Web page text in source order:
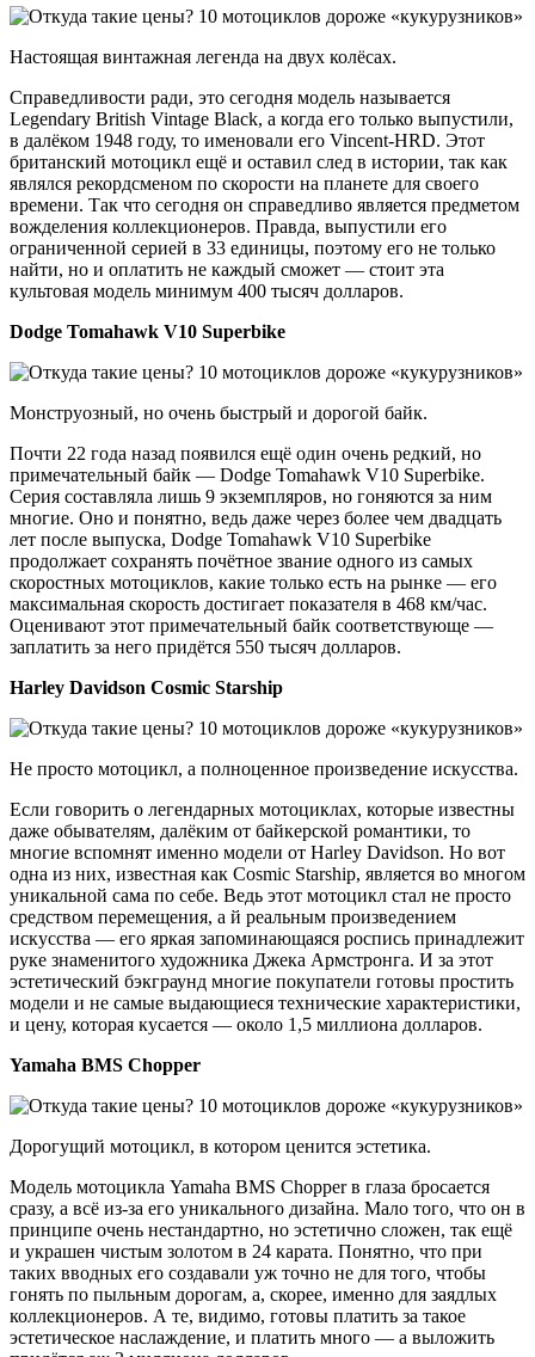
Настоящая винтажная легенда на двух колёсах.
Справедливости ради, это сегодня модель называется
Legendary British Vintage Black, а когда его только выпустили,
в далёком 1948 году, то именовали его Vincent-HRD. Этот
британский мотоцикл ещё и оставил след в истории, так как
являлся рекордсменом по скорости на планете для своего
времени. Так что сегодня он справедливо является предметом
вожделения коллекционеров. Правда, выпустили его
ограниченной серией в 33 единицы, поэтому его не только
найти, но и оплатить не каждый сможет — стоит эта
культовая модель минимум 400 тысяч долларов.
Dodge Tomahawk V10 Superbike
Монструозный, но очень быстрый и дорогой байк.
Почти 22 года назад появился ещё один очень редкий, но
примечательный байк — Dodge Tomahawk V10 Superbike.
Серия составляла лишь 9 экземпляров, но гоняются за ним
многие. Оно и понятно, ведь даже через более чем двадцать
лет после выпуска, Dodge Tomahawk V10 Superbike
продолжает сохранять почётное звание одного из самых
скоростных мотоциклов, какие только есть на рынке — его
максимальная скорость достигает показателя в 468 км/час.
Оценивают этот примечательный байк соответствующе —
заплатить за него придётся 550 тысяч долларов.
Harley Davidson Cosmic Starship
Не просто мотоцикл, а полноценное произведение искусства.
Если говорить о легендарных мотоциклах, которые известны
даже обывателям, далёким от байкерской романтики, то
многие вспомнят именно модели от Harley Davidson. Но вот
одна из них, известная как Cosmic Starship, является во многом
уникальной сама по себе. Ведь этот мотоцикл стал не просто
средством перемещения, а й реальным произведением
искусства — его яркая запоминающаяся роспись принадлежит
руке знаменитого художника Джека Армстронга. И за этот
эстетический бэкграунд многие покупатели готовы простить
модели и не самые выдающиеся технические характеристики,
и цену, которая кусается — около 1,5 миллиона долларов.
Yamaha BMS Chopper
Дорогущий мотоцикл, в котором ценится эстетика.
Модель мотоцикла Yamaha BMS Chopper в глаза бросается
сразу, а всё из-за его уникального дизайна. Мало того, что он в
принципе очень нестандартно, но эстетично сложен, так ещё
и украшен чистым золотом в 24 карата. Понятно, что при
таких вводных его создавали уж точно не для того, чтобы
гонять по пыльным дорогам, а, скорее, именно для заядлых
коллекционеров. А те, видимо, готовы платить за такое
эстетическое наслаждение, и платить много — а выложить